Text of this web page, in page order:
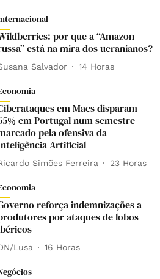
por que a “Amazon
está na mira dos ucranianos?
Salvador 14 Horas
em Macs disparam
em Portugal num semestre
pela ofensiva da
Artificial
Simões Ferreira 23 Horas
reforça indemnizações a
por ataques de lobos
Lusa 16 Horas